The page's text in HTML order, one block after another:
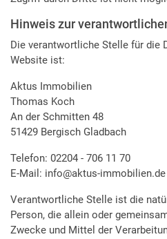
Hinweis zur
Die verantwortliche Stelle für die
Website ist:
Aktus Immobilien
Thomas Koch
An der Schmitten 48
51429 Bergisch Gladbach
Telefon: 02204 - 706 11 70
E-Mail: info@aktus-immobilien.de
Verantwortliche Stelle ist die
Person, die allein oder
Zwecke und Mittel der